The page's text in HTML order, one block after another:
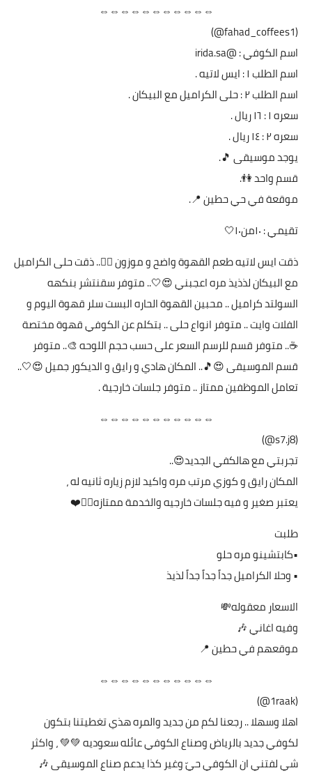
⇔⇔⇔⇔⇔⇔⇔⇔⇔⇔⇔
(fahad_coffees1@)
اسم الكوفي : @irida.sa
اسم الطلب ١ : ايس لاتيه .
اسم الطلب ٢ : حلى الكراميل مع البيكان .
سعره ١ : ١٦ ريال .
سعره ٢ : ١٤ ريال .
يوجد موسيقى 🎵.
قسم واحد 👫.
موقعة في حي حطين 📍.
تقيمي : ١٠من١٠🤍
ذقت ايس لاتيه طعم القهوة واضح و موزون 👌🏻.. ذقت حلى الكراميل
مع البيكان لذذيذ مره اعجبني 😍🤍.. متوفر سقنتشر بنكهه
السولتد كراميل .. محبين القهوة الحاره البست سلر قهوة اليوم و
الفلات وايت .. متوفر انواع حلى .. بتكلم عن الكوفي قهوة مختصة
☕️.. متوفر قسم للرسم السعر على حسب حجم اللوحه 🎨.. متوفر
قسم الموسيقى 😍🎵.. المكان هادي و رايق و الديكور جميل 😍🤍..
تعامل الموظفين ممتاز .. متوفر جلسات خارجية .
⇔⇔⇔⇔⇔⇔⇔⇔⇔⇔⇔
(s7.j8@)
تجربتي مع هالكفي الجديد😍..
المكان رايق و كوزي مرتب مره واكيد لازم زياره ثانيه له ،
يعتبر صغير و فيه جلسات خارجيه والخدمة ممتازه👍🏼❤️
طلبت
•كابتشينو مره حلو
• وحلا الكراميل جداً جداً جداً لذيذ
الاسعار معقوله💸
وفيه اغاني 🎶
موقعهم في حطين 📍
⇔⇔⇔⇔⇔⇔⇔⇔⇔⇔⇔
(1raak@)
اهلا وسهلا .. رجعنا لكم من جديد والمره هذي تغطيتنا بتكون
لكوفي جديد بالرياض وصناع الكوفي عائله سعوديه 💚💚 ، واكثر
شي لفتني ان الكوفي حيّ وغير كذا يدعم صناع الموسيقى 🎶